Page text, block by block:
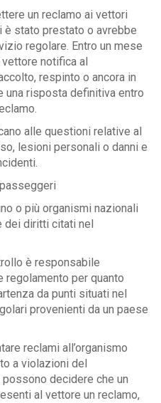
un reclamo ai vettori
è stato prestato o avrebbe
regolare. Entro un mese
notifica al
respinto o ancora in
una risposta definitiva entro
alle questioni relative al
lesioni personali o danni e
o più organismi nazionali
dei diritti citati nel
è responsabile
regolamento per quanto
da punti situati nel
provenienti da un paese
reclami all’organismo
a violazioni del
decidere che un
al vettore un reclamo,